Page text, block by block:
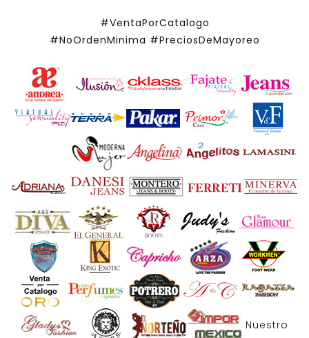
#VentaPorCatalogo
#NoOrdenMinima #PreciosDeMayoreo
Nuestro